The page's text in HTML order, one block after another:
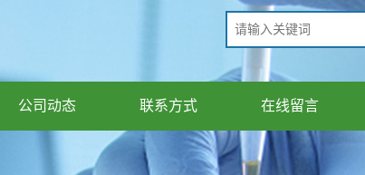
公司动态 联系方式 在线留言